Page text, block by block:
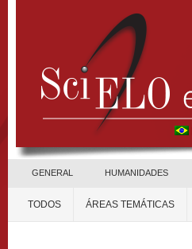
GENERAL HUMANIDADES
TODOS ÁREAS TEMÁTICAS